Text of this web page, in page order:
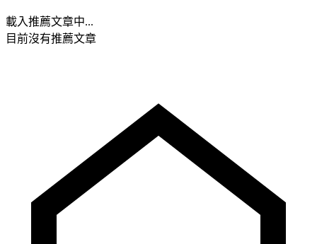
載入推薦文章中...
目前沒有推薦文章